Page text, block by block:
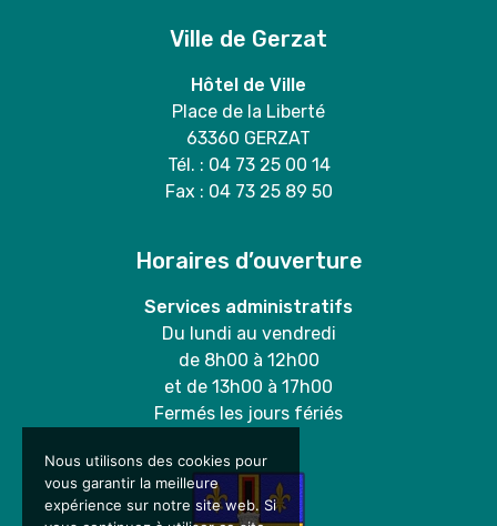
Ville de Gerzat
Hôtel de Ville
Place de la Liberté
63360 GERZAT
Tél. : 04 73 25 00 14
Fax : 04 73 25 89 50
Horaires d’ouverture
Services administratifs
Du lundi au vendredi
de 8h00 à 12h00
et de 13h00 à 17h00
Fermés les jours fériés
Nous utilisons des cookies pour
vous garantir la meilleure
expérience sur notre site web. Si